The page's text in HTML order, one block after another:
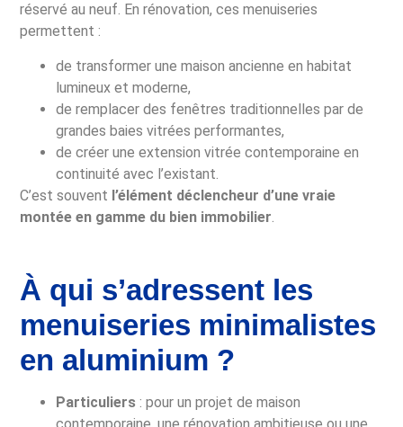
réservé au neuf. En rénovation, ces menuiseries
permettent :
de transformer une maison ancienne en habitat
lumineux et moderne,
de remplacer des fenêtres traditionnelles par de
grandes baies vitrées performantes,
de créer une extension vitrée contemporaine en
continuité avec l’existant.
C’est souvent l’élément déclencheur d’une vraie
montée en gamme du bien immobilier.
À qui s’adressent les
menuiseries minimalistes
en aluminium ?
Particuliers : pour un projet de maison